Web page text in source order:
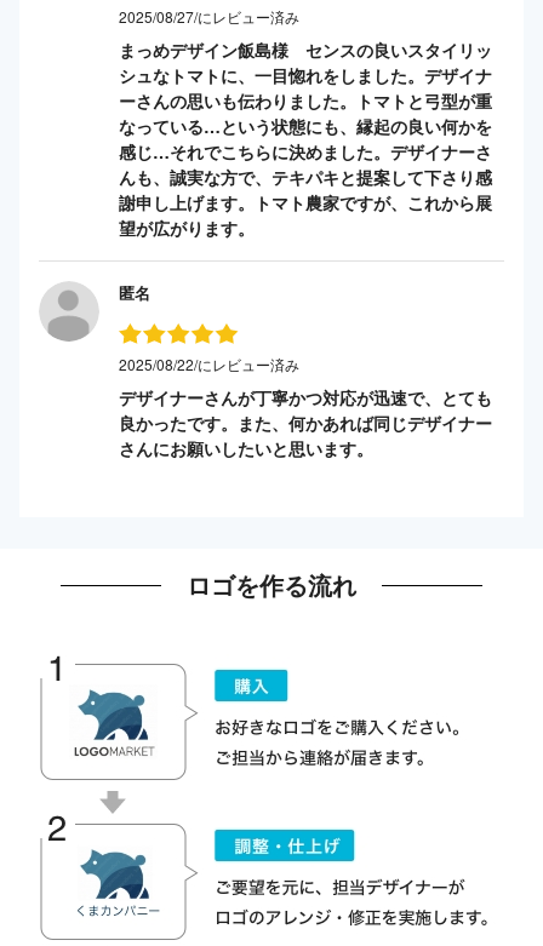
2025/08/27/にレビュー済み
まっめデザイン飯島様 センスの良いスタイリッ
シュなトマトに、一目惚れをしました。デザイナ
ーさんの思いも伝わりました。トマトと弓型が重
なっている…という状態にも、縁起の良い何かを
感じ…それでこちらに決めました。デザイナーさ
んも、誠実な方で、テキパキと提案して下さり感
謝申し上げます。トマト農家ですが、これから展
望が広がります。
匿名
2025/08/22/にレビュー済み
デザイナーさんが丁寧かつ対応が迅速で、とても
良かったです。また、何かあれば同じデザイナー
さんにお願いしたいと思います。
ロゴを作る流れ